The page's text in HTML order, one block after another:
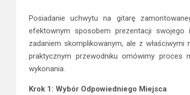
Posiadanie uchwytu na gitarę
efektownym sposobem prezentacji
zadaniem skomplikowanym, ale z
praktycznym przewodniku omówimy
wykonania.
Krok 1: Wybór Odpowiedniego Miejsca